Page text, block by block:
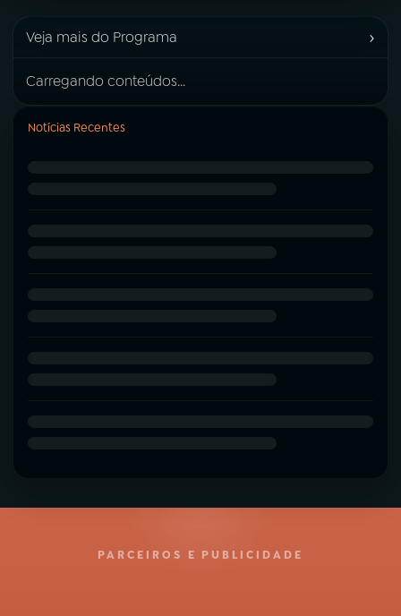
Veja mais do Programa ›
Carregando conteúdos...
Notícias Recentes
PARCEIROS E PUBLICIDADE